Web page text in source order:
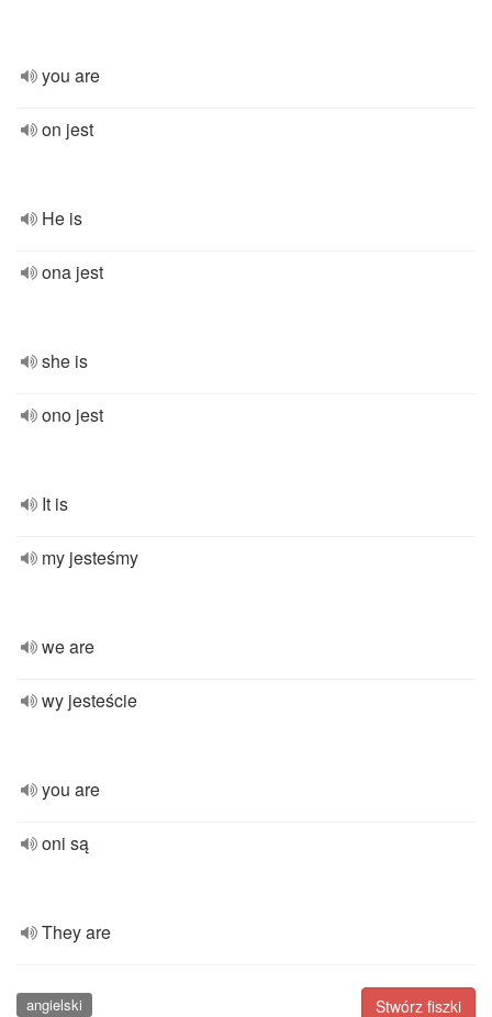
you are
on jest
He is
ona jest
she is
ono jest
It is
my jesteśmy
we are
wy jesteście
you are
oni są
They are
Stwórz fiszki
angielski